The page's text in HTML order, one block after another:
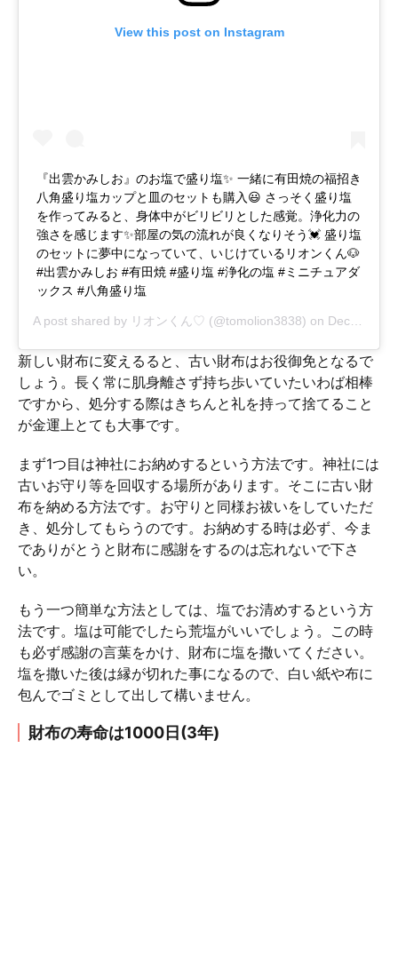
View this post on Instagram
『出雲かみしお』のお塩で盛り塩✨ 一緒に有田焼の福招き
八角盛り塩カップと皿のセットも購入😃 さっそく盛り塩
を作ってみると、身体中がビリビリとした感覚。浄化力の
強さを感じます✨部屋の気の流れが良くなりそう💓 盛り塩
のセットに夢中になっていて、いじけているリオンくん🐶
#出雲かみしお #有田焼 #盛り塩 #浄化の塩 #ミニチュアダ
ックス #八角盛り塩
A post shared by リオンくん♡ (@tomolion3838) on Dec 1, 2018 at 3:34am PST
新しい財布に変えるると、古い財布はお役御免となるで
しょう。長く常に肌身離さず持ち歩いていたいわば相棒
ですから、処分する際はきちんと礼を持って捨てること
が金運上とても大事です。
まず1つ目は神社にお納めするという方法です。神社には
古いお守り等を回収する場所があります。そこに古い財
布を納める方法です。お守りと同様お祓いをしていただ
き、処分してもらうのです。お納めする時は必ず、今ま
でありがとうと財布に感謝をするのは忘れないで下さ
い。
もう一つ簡単な方法としては、塩でお清めするという方
法です。塩は可能でしたら荒塩がいいでしょう。この時
も必ず感謝の言葉をかけ、財布に塩を撒いてください。
塩を撒いた後は縁が切れた事になるので、白い紙や布に
包んでゴミとして出して構いません。
財布の寿命は1000日(3年)